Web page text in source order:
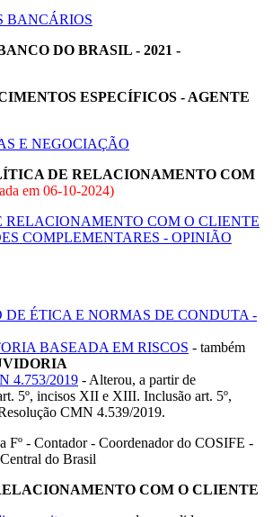
BANCÁRIOS
DO BRASIL - 2021 -
ESPECÍFICOS - AGENTE
E NEGOCIAÇÃO
DE RELACIONAMENTO COM
em 06-10-2024)
RELACIONAMENTO COM O CLIENTE
COMPLEMENTARES - OPINIÃO
DE ÉTICA E NORMAS DE CONDUTA -
BASEADA EM RISCOS - também
4.753/2019 - Alterou, a partir de
5º, incisos XII e XIII. Inclusão art. 5º,
CMN 4.539/2019.
Fº - Contador - Coordenador do COSIFE -
do Brasil
COM O CLIENTE